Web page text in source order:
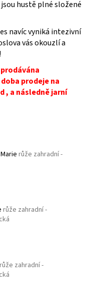
hustě plné složené
navíc vyniká intezivní
vás okouzlí a
prodeje na
, a následně jarní
růže zahradní -
růže zahradní -
růže zahradní -